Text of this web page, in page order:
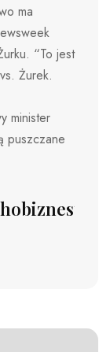
ma
“To jest
Żurek.
minister
puszczane